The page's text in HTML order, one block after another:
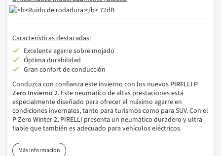
Características destacadas:
Excelente agarre sobre mojado
Óptima durabilidad
Gran confort de conducción
Conduzca con confianza este invierno con los nuevos PIRELLI P
Zero Invierno 2. Este neumático de altas prestaciones está
especialmente diseñado para ofrecer el máximo agarre en
condiciones invernales, tanto para turismos como para SUV. Con el
P Zero Winter 2, PIRELLI presenta un neumático duradero y ultra
fiable que también es adecuado para vehículos eléctricos.
Más información